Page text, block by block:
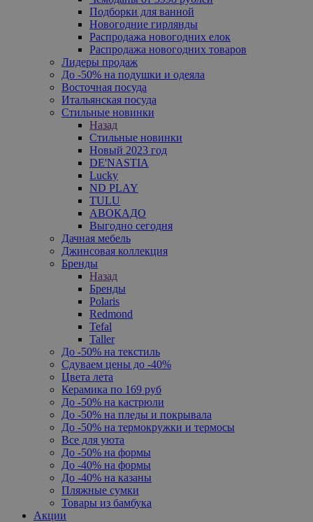
Подборки для ванной
Новогодние гирлянды
Распродажа новогодних елок
Распродажа новогодних товаров
Лидеры продаж
До -50% на подушки и одеяла
Восточная посуда
Итальянская посуда
Стильные новинки
Назад
Стильные новинки
Новый 2023 год
DE'NASTIA
Lucky
ND PLAY
TULU
АВОКАДО
Выгодно сегодня
Дачная мебель
Джинсовая коллекция
Бренды
Назад
Бренды
Polaris
Redmond
Tefal
Taller
До -50% на текстиль
Сдуваем цены до -40%
Цвета лета
Керамика по 169 руб
До -50% на кастрюли
До -50% на пледы и покрывала
До -50% на термокружки и термосы
Все для уюта
До -50% на формы
До -40% на формы
До -40% на казаны
Пляжные сумки
Товары из бамбука
Акции